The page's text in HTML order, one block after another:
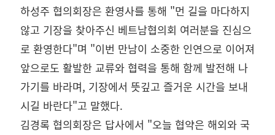
하성주 협의회장은 환영사를 통해 "먼 길을 마다하지
않고 기장을 찾아주신 베트남협의회 여러분을 진심으
로 환영한다"며 "이번 만남이 소중한 인연으로 이어져
앞으로도 활발한 교류와 협력을 통해 함께 발전해 나
가기를 바라며, 기장에서 뜻깊고 즐거운 시간을 보내
시길 바란다"고 말했다.
김경록 협의회장은 답사에서 "오늘 협약은 해외와 국